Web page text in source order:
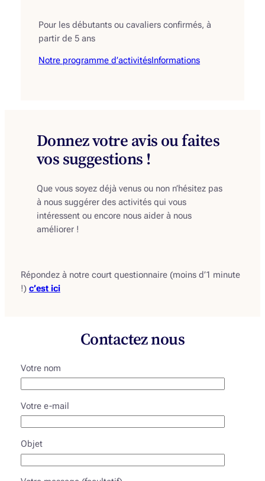
Pour les débutants ou cavaliers confirmés, à
partir de 5 ans
Notre programme d’activitésInformations
Donnez votre avis ou faites
vos suggestions !
Que vous soyez déjà venus ou non n’hésitez pas
à nous suggérer des activités qui vous
intéressent ou encore nous aider à nous
améliorer !
Répondez à notre court questionnaire (moins d’1 minute
!) c’est ici
Contactez nous
Votre nom
Votre e-mail
Objet